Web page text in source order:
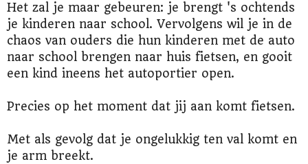
Het zal je maar gebeuren: je brengt 's ochtends
je kinderen naar school. Vervolgens wil je in de
chaos van ouders die hun kinderen met de auto
naar school brengen naar huis fietsen, en gooit
een kind ineens het autoportier open.
Precies op het moment dat jij aan komt fietsen.
Met als gevolg dat je ongelukkig ten val komt en
je arm breekt.